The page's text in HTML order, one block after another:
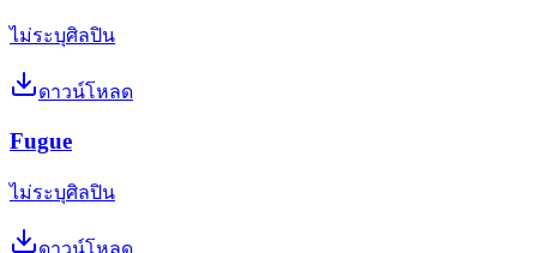
ไม่ระบุศิลปิน
ดาวน์โหลด
Fugue
ไม่ระบุศิลปิน
ดาวน์โหลด